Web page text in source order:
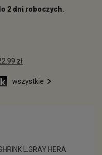
2 dni roboczych.
zł
wszystkie
L.GRAY HERA